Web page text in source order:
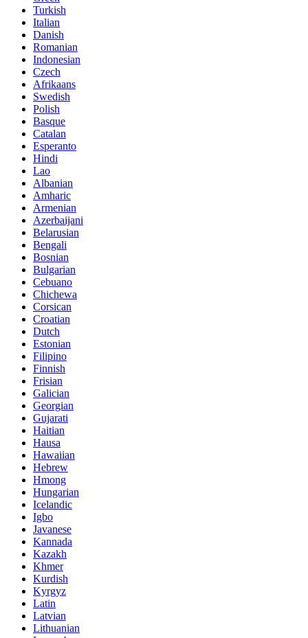
Turkish
Italian
Danish
Romanian
Indonesian
Czech
Afrikaans
Swedish
Polish
Basque
Catalan
Esperanto
Hindi
Lao
Albanian
Amharic
Armenian
Azerbaijani
Belarusian
Bengali
Bosnian
Bulgarian
Cebuano
Chichewa
Corsican
Croatian
Dutch
Estonian
Filipino
Finnish
Frisian
Galician
Georgian
Gujarati
Haitian
Hausa
Hawaiian
Hebrew
Hmong
Hungarian
Icelandic
Igbo
Javanese
Kannada
Kazakh
Khmer
Kurdish
Kyrgyz
Latin
Latvian
Lithuanian